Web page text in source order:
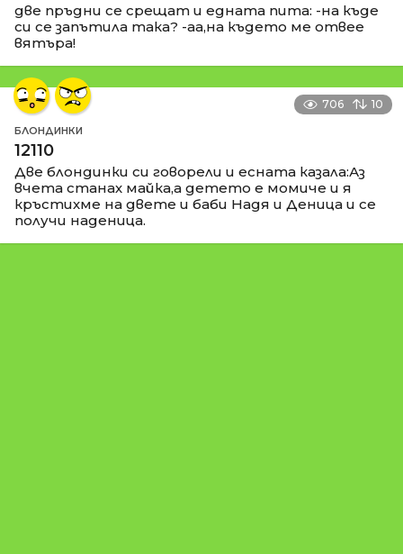
две пръдни се срещат и едната пита: -на къде
си се запътила така? -аа,на където ме отвее
вятъра!
706 10
БЛОНДИНКИ
12110
Две блондинки си говорели и есната казала:Аз
вчета станах майка,а детето е момиче и я
кръстихме на двете и баби Надя и Деница и се
получи наденица.